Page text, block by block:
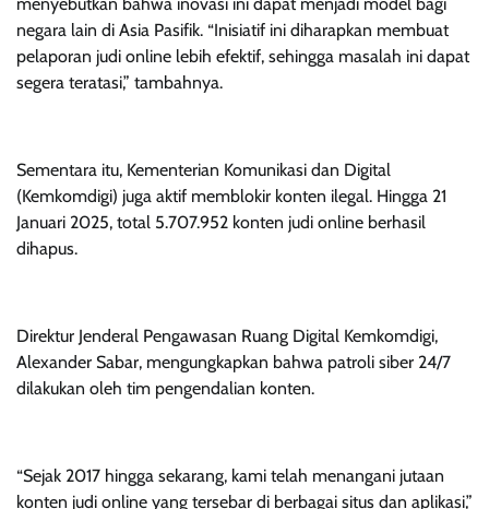
negara lain di Asia Pasifik. “Inisiatif ini diharapkan membuat
pelaporan judi online lebih efektif, sehingga masalah ini dapat
segera teratasi,” tambahnya.
Sementara itu, Kementerian Komunikasi dan Digital
(Kemkomdigi) juga aktif memblokir konten ilegal. Hingga 21
Januari 2025, total 5.707.952 konten judi online berhasil
dihapus.
Direktur Jenderal Pengawasan Ruang Digital Kemkomdigi,
Alexander Sabar, mengungkapkan bahwa patroli siber 24/7
dilakukan oleh tim pengendalian konten.
“Sejak 2017 hingga sekarang, kami telah menangani jutaan
konten judi online yang tersebar di berbagai situs dan aplikasi,”